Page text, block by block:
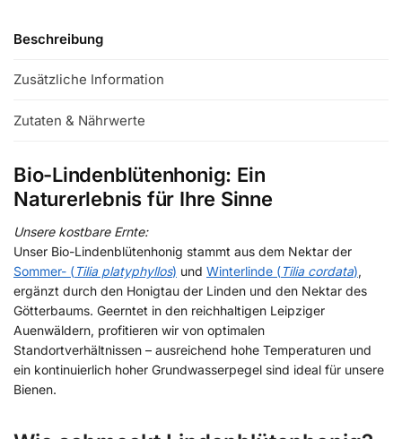
Beschreibung
Zusätzliche Information
Zutaten & Nährwerte
Bio-Lindenblütenhonig: Ein
Naturerlebnis für Ihre Sinne
Unsere kostbare Ernte:
Unser Bio-Lindenblütenhonig stammt aus dem Nektar der
Sommer- (Tilia platyphyllos) und Winterlinde (Tilia cordata),
ergänzt durch den Honigtau der Linden und den Nektar des
Götterbaums. Geerntet in den reichhaltigen Leipziger
Auenwäldern, profitieren wir von optimalen
Standortverhältnissen – ausreichend hohe Temperaturen und
ein kontinuierlich hoher Grundwasserpegel sind ideal für unsere
Bienen.